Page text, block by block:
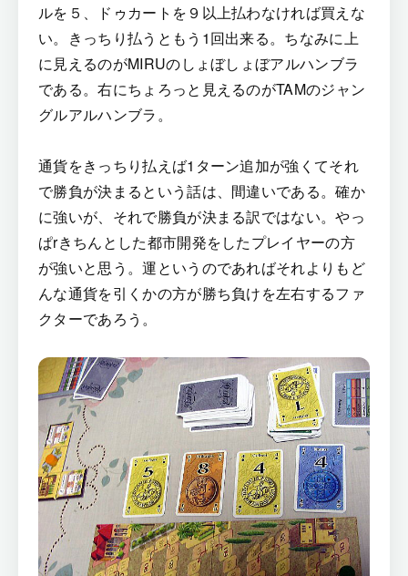
ルを５、ドゥカートを９以上払わなければ買えな
い。きっちり払うともう1回出来る。ちなみに上
に見えるのがMIRUのしょぼしょぼアルハンブラ
である。右にちょろっと見えるのがTAMのジャン
グルアルハンブラ。
通貨をきっちり払えば1ターン追加が強くてそれ
で勝負が決まるという話は、間違いである。確か
に強いが、それで勝負が決まる訳ではない。やっ
ぱrきちんとした都市開発をしたプレイヤーの方
が強いと思う。運というのであればそれよりもど
んな通貨を引くかの方が勝ち負けを左右するファ
クターであろう。